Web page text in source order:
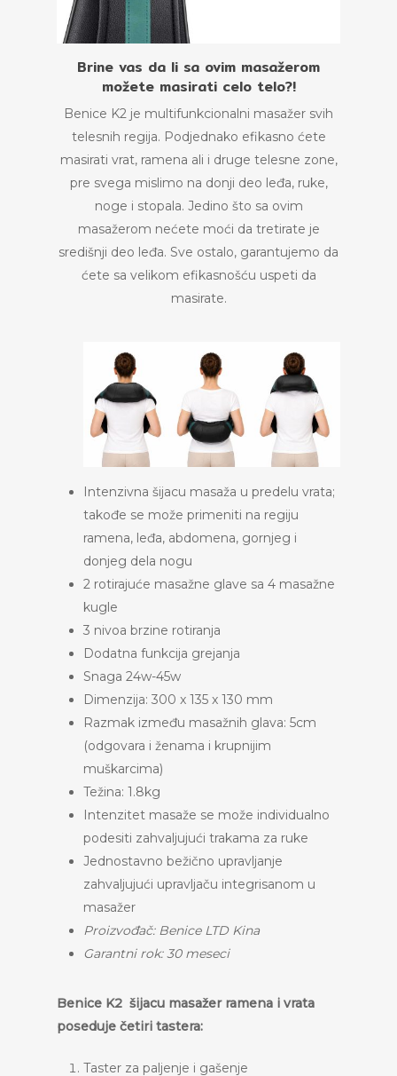
Brine vas da li sa ovim masažerom
možete masirati celo telo?!
Benice K2 je multifunkcionalni masažer svih
telesnih regija. Podjednako efikasno ćete
masirati vrat, ramena ali i druge telesne zone,
pre svega mislimo na donji deo leđa, ruke,
noge i stopala. Jedino što sa ovim
masažerom nećete moći da tretirate je
središnji deo leđa. Sve ostalo, garantujemo da
ćete sa velikom efikasnošću uspeti da
masirate.
Intenzivna šijacu masaža u predelu vrata;
takođe se može primeniti na regiju
ramena, leđa, abdomena, gornjeg i
donjeg dela nogu
2 rotirajuće masažne glave sa 4 masažne
kugle
3 nivoa brzine rotiranja
Dodatna funkcija grejanja
Snaga 24w-45w
Dimenzija: 300 x 135 x 130 mm
Razmak između masažnih glava: 5cm
(odgovara i ženama i krupnijim
muškarcima)
Težina: 1.8kg
Intenzitet masaže se može individualno
podesiti zahvaljujući trakama za ruke
Jednostavno bežično upravljanje
zahvaljujući upravljaču integrisanom u
masažer
Proizvođač: Benice LTD Kina
Garantni rok: 30 meseci
Benice K2 šijacu masažer ramena i vrata
poseduje četiri tastera:
Taster za paljenje i gašenje